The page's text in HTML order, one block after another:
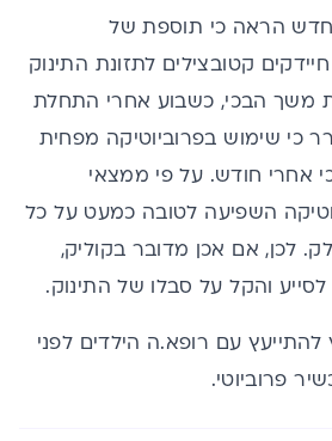
הראה כי תוספת של
קטובצילים לתזונת התינוק
משך הבכי, כשבוע אחרי התחלת
כי שימוש בפרוביוטיקה מפחית
אחרי חודש. על פי ממצאי
השפיעה לטובה כמעט על כל
לכן, אם אכן מדובר בקוליק,
לסייע והקל על סבלו של התינוק.
עם רופא.ה הילדים לפני
פרוביוטי.